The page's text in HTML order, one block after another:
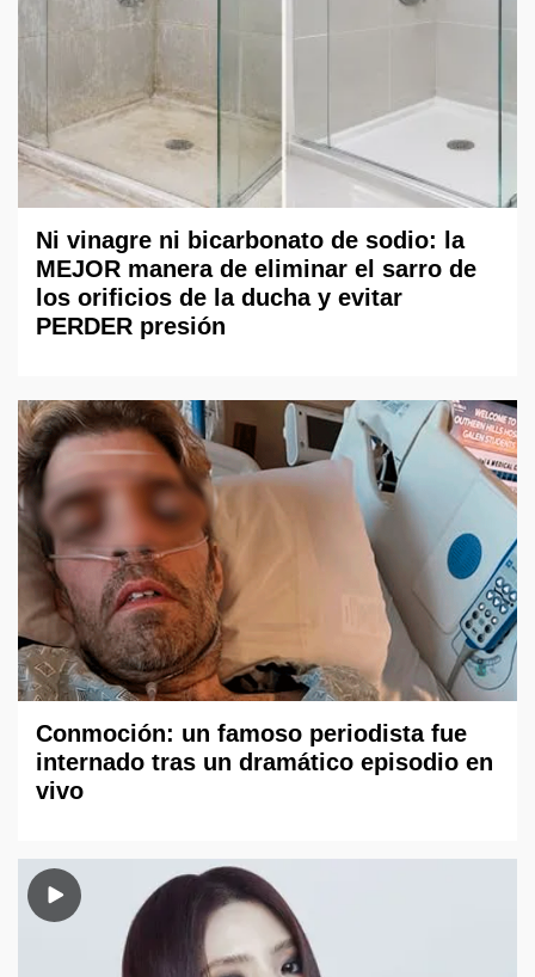
Ni vinagre ni bicarbonato de sodio: la
MEJOR manera de eliminar el sarro de
los orificios de la ducha y evitar
PERDER presión
Conmoción: un famoso periodista fue
internado tras un dramático episodio en
vivo